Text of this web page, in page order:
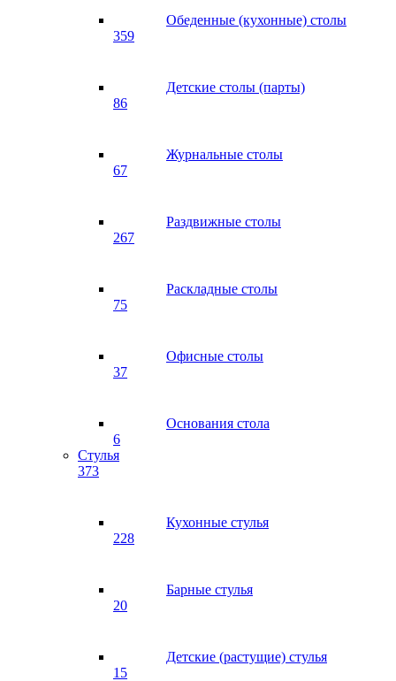
Обеденные (кухонные) столы
359
Детские столы (парты)
86
Журнальные столы
67
Раздвижные столы
267
Раскладные столы
75
Офисные столы
37
Основания стола
6
Стулья
373
Кухонные стулья
228
Барные стулья
20
Детские (растущие) стулья
15